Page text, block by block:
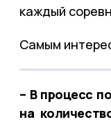
каждый
Самым
– В процесс
на